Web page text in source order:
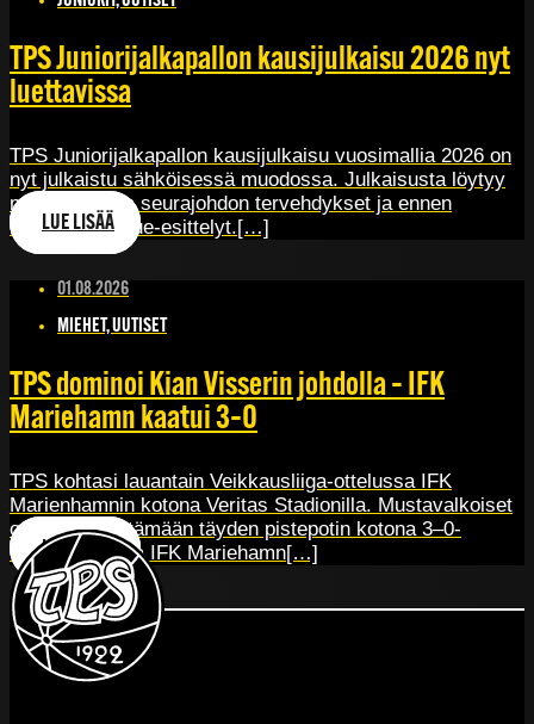
TPS Juniorijalkapallon kausijulkaisu 2026 nyt
luettavissa
TPS Juniorijalkapallon kausijulkaisu vuosimallia 2026 on
nyt julkaistu sähköisessä muodossa. Julkaisusta löytyy
muun muassa seurajohdon tervehdykset ja ennen
kaikkea joukkue-esittelyt.[…]
LUE LISÄÄ
01.08.2026
MIEHET, UUTISET
TPS dominoi Kian Visserin johdolla – IFK
Mariehamn kaatui 3–0
TPS kohtasi lauantain Veikkausliiga-ottelussa IFK
Marienhamnin kotona Veritas Stadionilla. Mustavalkoiset
onnistuivat pitämään täyden pistepotin kotona 3–0-
voitolla. TPS ja IFK Mariehamn[…]
LUE LISÄÄ